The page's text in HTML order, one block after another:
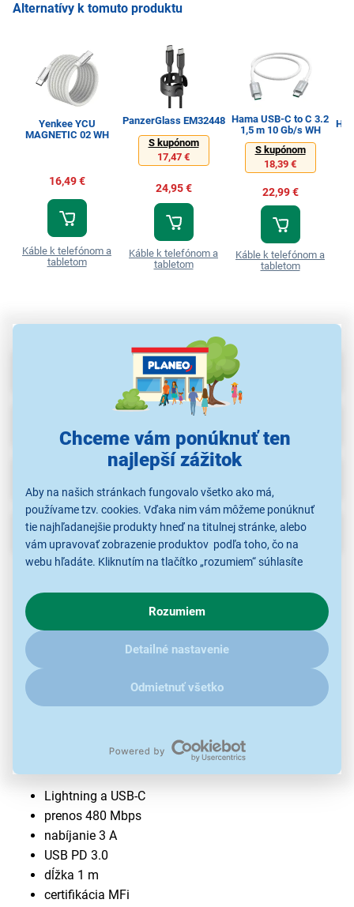
Chceme vám ponúknuť ten
najlepší zážitok
Aby na našich stránkach fungovalo všetko ako má,
používame tzv. cookies. Vďaka nim vám môžeme ponúknuť
tie najhľadanejšie produkty hneď na titulnej stránke, alebo
vám upravovať zobrazenie produktov podľa toho, čo na
webu hľadáte. Kliknutím na tlačítko „rozumiem“ súhlasíte
o chovaní na webe pre zobrazovaní cielených reklám.
V prípade že vás zaujímajú detaily, ako u nás s cookies a
ďalšími údaji pracujeme, kliknitesem.
Rozumiem
Detailné nastavenie
Odmietnuť všetko
Alternatívy k tomuto produktu
Yenkee YCU
MAGNETIC 02 WH
16,49 €
Káble k telefónom a
tabletom
PanzerGlass EM32448
S kupónom
17,47 €
24,95 €
Káble k telefónom a
tabletom
Hama USB-C to C 3.2
1,5 m 10 Gb/s WH
S kupónom
18,39 €
22,99 €
Káble k telefónom a
tabletom
Popis
USB-C to Lightning kábel Yenkee YCU
Lightning a USB-C
prenos 480 Mbps
nabíjanie 3 A
USB PD 3.0
dĺžka 1 m
certifikácia MFi
Parametre